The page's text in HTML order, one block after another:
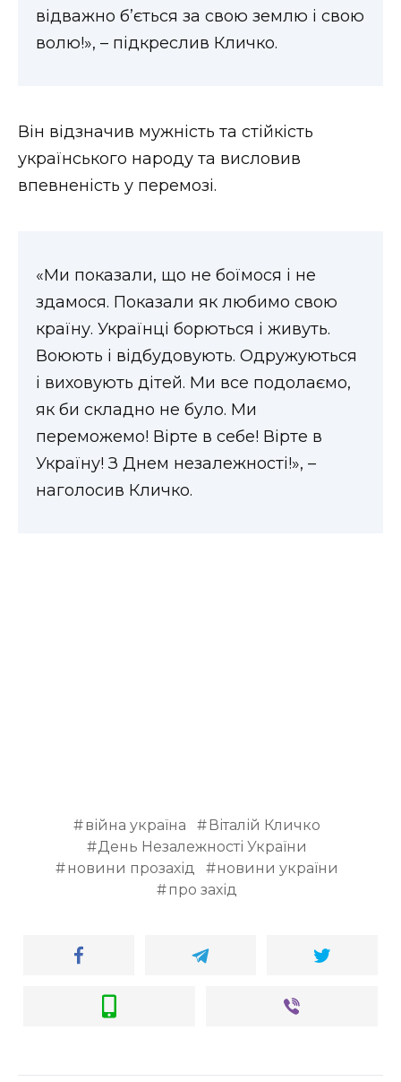
ВІДЕО
відважно б’ється за свою землю і свою
волю!», – підкреслив Кличко.
Він відзначив мужність та стійкість
українського народу та висловив
впевненість у перемозі.
«Ми показали, що не боїмося і не
здамося. Показали як любимо свою
країну. Українці борються і живуть.
Воюють і відбудовують. Одружуються
і виховують дітей. Ми все подолаємо,
як би складно не було. Ми
переможемо! Вірте в себе! Вірте в
Україну! З Днем незалежності!», –
наголосив Кличко.
війна україна
Віталій Кличко
День Незалежності України
новини прозахід
новини україни
про захід